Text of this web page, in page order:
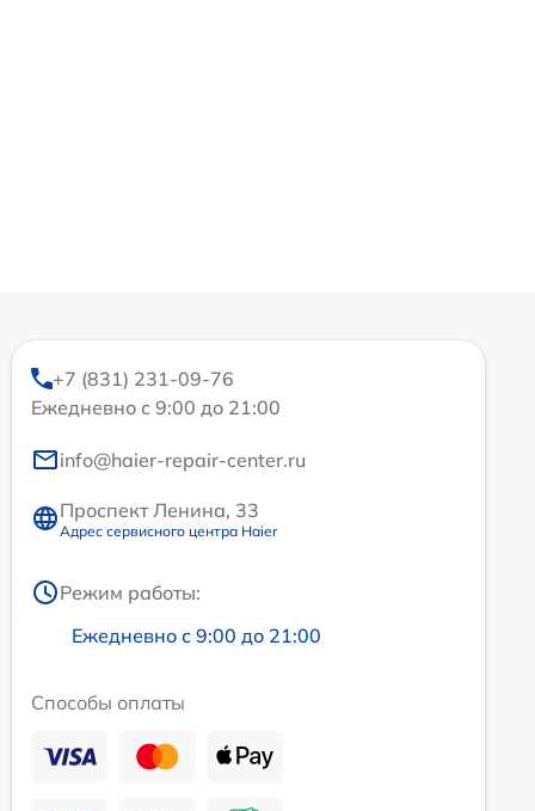
+7 (831) 231-09-76
Ежедневно с 9:00 до 21:00
info@haier-repair-center.ru
Проспект Ленина, 33
Адрес сервисного центра Haier
Режим работы:
Ежедневно с 9:00 до 21:00
Способы оплаты